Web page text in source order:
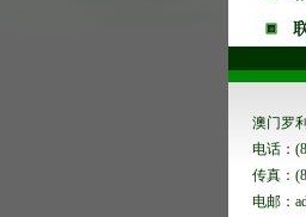
澳门罗
电话：
传真：
电邮：